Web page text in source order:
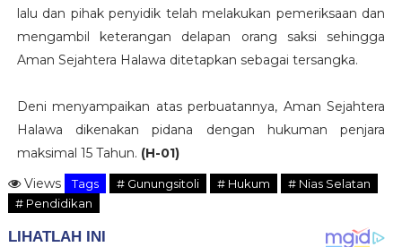
lalu dan pihak penyidik telah melakukan pemeriksaan dan
mengambil keterangan delapan orang saksi sehingga
Aman Sejahtera Halawa ditetapkan sebagai tersangka.
Deni menyampaikan atas perbuatannya, Aman Sejahtera
Halawa dikenakan pidana dengan hukuman penjara
maksimal 15 Tahun. (H-01)
Views
Tags # Gunungsitoli # Hukum
# Nias Selatan
# Pendidikan